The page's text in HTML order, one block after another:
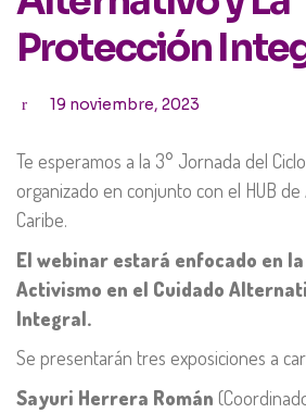
Protección
19 noviembre, 2023
Te esperamos a la 3° Jornada del
organizado en conjunto con el HUB
Caribe.
El webinar estará enfocado en
Activismo en el Cuidado
Integral.
Se presentarán tres exposiciones a
Sayuri Herrera Román